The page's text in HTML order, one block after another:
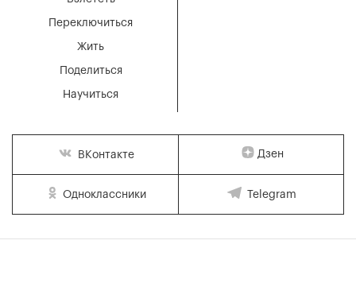
Переключиться
Жить
Поделиться
Научиться
ВКонтакте Дзен
Одноклассники Telegram